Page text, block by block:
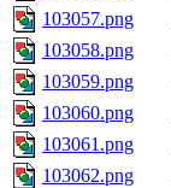
103057.png
103058.png
103059.png
103060.png
103061.png
103062.png